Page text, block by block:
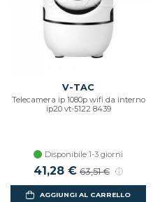
V-TAC
Telecamera ip 1080p wifi da interno
ip20 vt-5122 8439
Disponibile 1-3 giorni
Prezzo scontato
41,28 € Prezzo di listino
63,51 €
AGGIUNGI AL CARRELLO